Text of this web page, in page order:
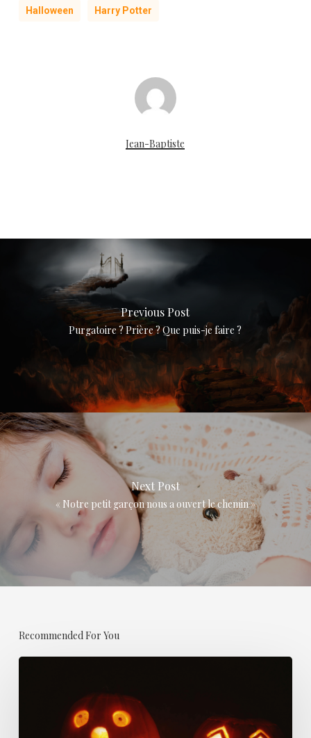
Halloween Harry Potter
Jean-Baptiste
Previous Post
Purgatoire ? Prière ? Que puis-je faire ?
Next Post
« Notre petit garçon nous a ouvert le chemin »
Recommended For You